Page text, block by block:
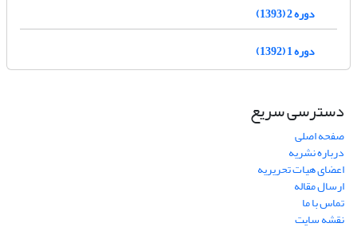
دوره 2 (1393)
دوره 1 (1392)
دسترسی سریع
صفحه اصلی
درباره نشریه
اعضای هیات تحریریه
ارسال مقاله
تماس با ما
نقشه سایت